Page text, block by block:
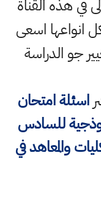
في هذه القناة
انواعها اسعى
جو الدراسة
اسئلة امتحان
للسادس
والمعاهد في